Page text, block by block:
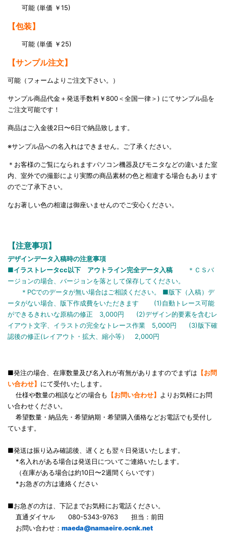
可能 (単価 ￥15)
【包装】
可能 (単価 ￥25)
【サンプル注文】
可能（フォームよりご注文下さい。）
サンプル商品代金＋発送手数料￥800＜全国一律＞) にてサンプル品を
ご注文可能です！
商品はご入金後2日〜6日で納品致します。
※サンプル品への名入れはできません。ご了承ください。
＊お客様のご覧になられますパソコン機器及びモニタなどの違いまた室
内、室外での撮影により実際の商品素材の色と相違する場合もあります
のでご了承下さい。
なお著しい色の相違は御座いませんのでご安心ください。
【注意事項】
デザインデータ入稿時の注意事項
■イラストレータcc以下 アウトライン完全データ入稿 ＊ＣＳバ
ージョンの場合、バージョンを落として保存してください。
＊PCでのデータが無い場合はご相談ください。 ■版下（入稿）デ
ータがない場合、版下作成費をいただきます (1)自動トレース可能
ができるきれいな原稿の修正 3,000円 (2)デザイン的要素を含むレ
イアウト文字、イラストの完全なトレース作業 5,000円 (3)版下確
認後の修正(レイアウト・拡大、縮小等） 2,000円
■発注の場合、在庫数量及び名入れが有無がありますのでまずは 【お問
い合わせ】 にて受付いたします。
仕様や数量の相談などの場合も
【お問い合わせ】
よりお気軽にお問
い合わせください。
希望数量・納品先・希望納期・希望購入価格などお電話でも受付し
ています。
■発送は振り込み確認後、遅くとも翌々日発送いたします。
*名入れがある場合は発送日についてご連絡いたします。
（在庫がある場合は約10日〜2週間くらいです）
*お急ぎの方は連絡ください
■お急ぎの方は、下記までお気軽にお電話ください。
直通ダイヤル 080-5343-9763 担当：前田
お問い合わせ： maeda@namaeire.ocnk.net